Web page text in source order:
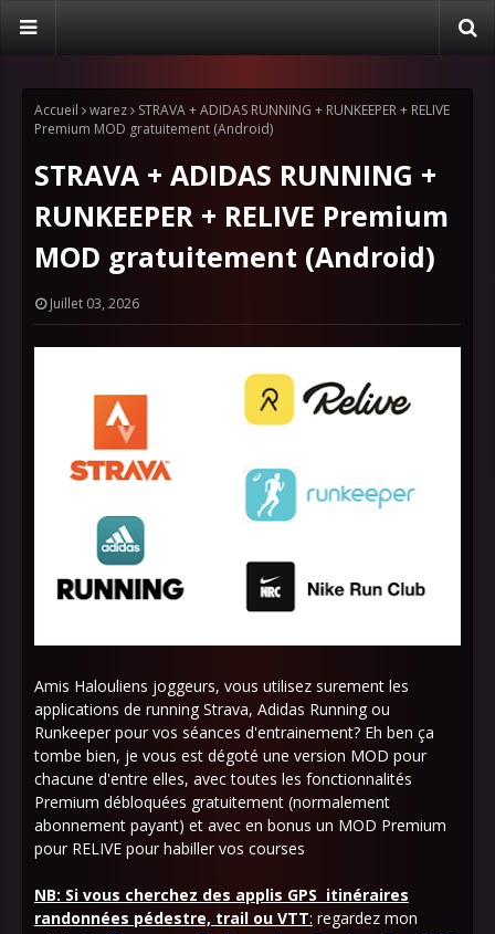
Accueil warez
STRAVA + ADIDAS RUNNING + RUNKEEPER + RELIVE
Premium MOD gratuitement (Android)
STRAVA + ADIDAS RUNNING +
RUNKEEPER + RELIVE Premium
MOD gratuitement (Android)
Juillet 03, 2026
Amis Halouliens joggeurs, vous utilisez surement les
applications de running Strava, Adidas Running ou
Runkeeper pour vos séances d'entrainement? Eh ben ça
tombe bien, je vous est dégoté une version MOD pour
chacune d'entre elles, avec toutes les fonctionnalités
Premium débloquées gratuitement (normalement
abonnement payant) et avec en bonus un MOD Premium
pour RELIVE pour habiller vos courses
NB: Si vous cherchez des applis GPS itinéraires
randonnées pédestre, trail ou VTT: regardez mon